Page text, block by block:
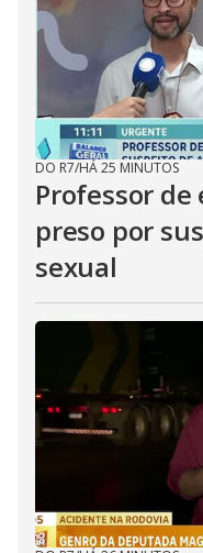
DO R7/HÁ 25 MINUTOS
Professor de
preso por
sexual